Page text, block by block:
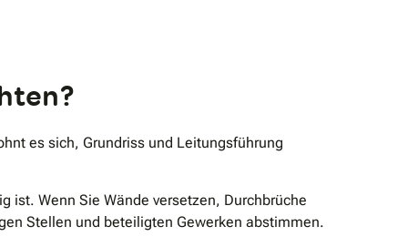
es sich, Grundriss und Leitungsführung
ist. Wenn Sie Wände versetzen, Durchbrüche
Stellen und beteiligten Gewerken abstimmen.